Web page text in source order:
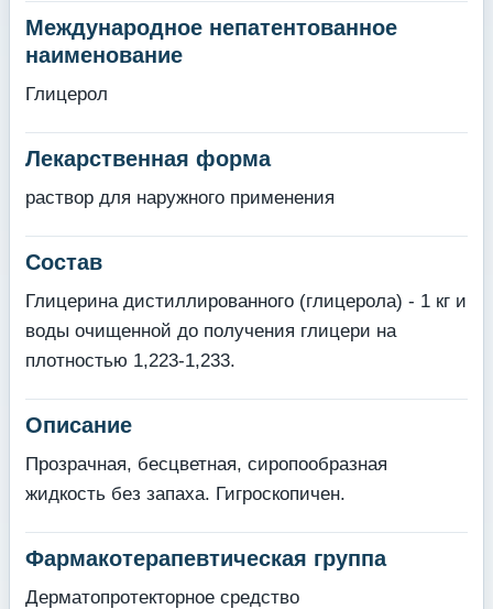
Международное непатентованное
наименование
Глицерол
Лекарственная форма
раствор для наружного применения
Состав
Глицерина дистиллированного (глицерола) - 1 кг и
воды очищенной до получения глицери на
плотностью 1,223-1,233.
Описание
Прозрачная, бесцветная, сиропообразная
жидкость без запаха. Гигроскопичен.
Фармакотерапевтическая группа
Дерматопротекторное средство